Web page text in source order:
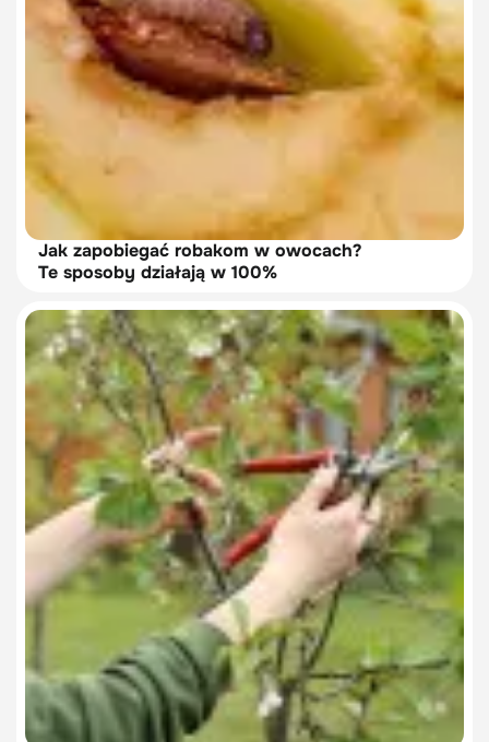
Jak zapobiegać robakom w owocach?
Te sposoby działają w 100%